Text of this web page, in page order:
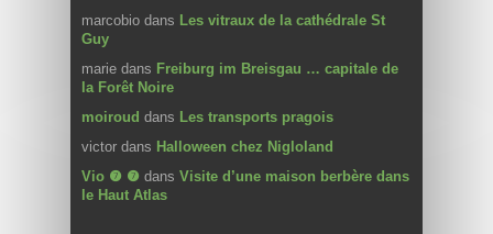
marcobio dans Les vitraux de la cathédrale St
Guy
marie dans Freiburg im Breisgau … capitale de
la Forêt Noire
moiroud dans Les transports pragois
victor dans Halloween chez Nigloland
Vio ❼ ❼ dans Visite d’une maison berbère dans
le Haut Atlas